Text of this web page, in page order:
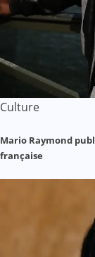
Culture
Mario Raymond
française